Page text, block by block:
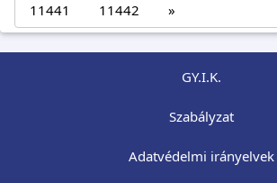
11441
11442 »
GY.I.K.
Szabályzat
Adatvédelmi irányelvek